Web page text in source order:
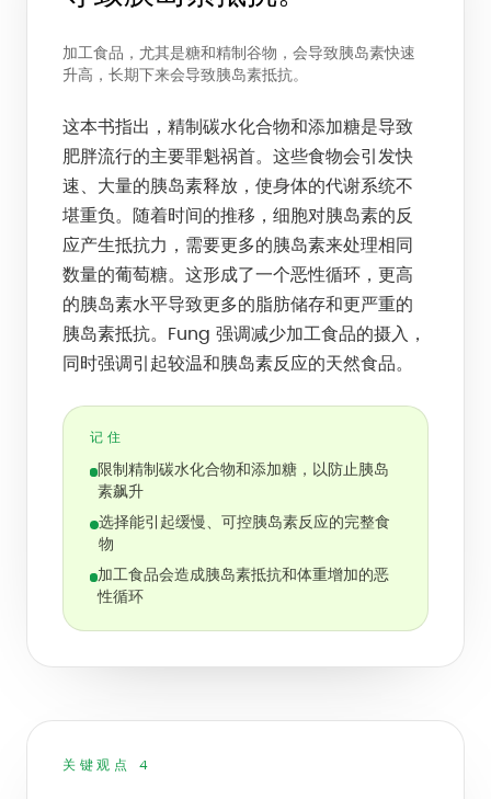
加工食品，尤其是糖和精制谷物，会导致胰岛素快速
升高，长期下来会导致胰岛素抵抗。
这本书指出，精制碳水化合物和添加糖是导致
肥胖流行的主要罪魁祸首。这些食物会引发快
速、大量的胰岛素释放，使身体的代谢系统不
堪重负。随着时间的推移，细胞对胰岛素的反
应产生抵抗力，需要更多的胰岛素来处理相同
数量的葡萄糖。这形成了一个恶性循环，更高
的胰岛素水平导致更多的脂肪储存和更严重的
胰岛素抵抗。Fung 强调减少加工食品的摄入，
同时强调引起较温和胰岛素反应的天然食品。
记住
限制精制碳水化合物和添加糖，以防止胰岛
素飙升
选择能引起缓慢、可控胰岛素反应的完整食
物
加工食品会造成胰岛素抵抗和体重增加的恶
性循环
关键观点 4